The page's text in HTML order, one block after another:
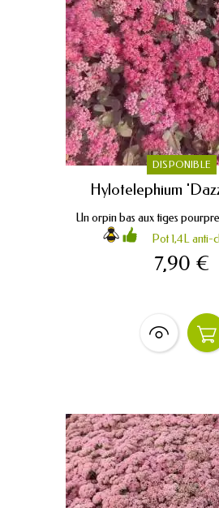
DISPONIBLE
Hylotelephium
Un orpin bas aux tiges
Pot 1,4L anti-
7,90 €